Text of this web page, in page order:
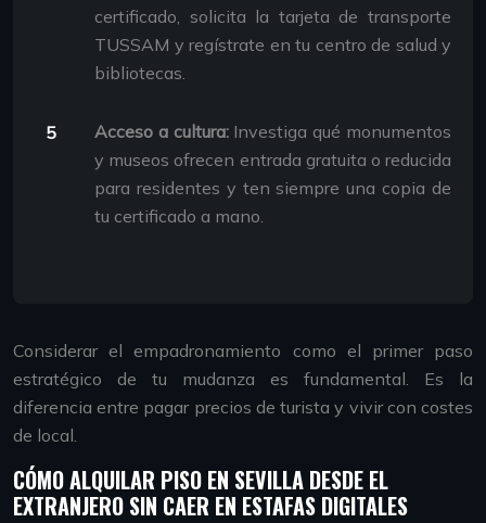
certificado, solicita la tarjeta de transporte
TUSSAM y regístrate en tu centro de salud y
bibliotecas.
Acceso a cultura:Investiga qué monumentos
y museos ofrecen entrada gratuita o reducida
para residentes y ten siempre una copia de
tu certificado a mano.
Considerar el empadronamiento como el primer paso
estratégico de tu mudanza es fundamental. Es la
diferencia entre pagar precios de turista y vivir con costes
de local.
CÓMO ALQUILAR PISO EN SEVILLA DESDE EL
EXTRANJERO SIN CAER EN ESTAFAS DIGITALES